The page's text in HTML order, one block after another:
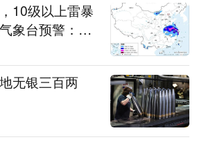
10级以上雷暴
象台预警：今
徽有特大暴雨
无银三百两